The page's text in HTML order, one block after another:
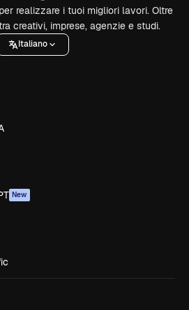
realizzare i tuoi migliori lavori. Oltre
creativi, imprese, agenzie e studi.
Italiano
New